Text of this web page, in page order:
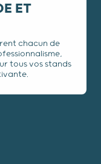
ET
chacun de
tous vos stands